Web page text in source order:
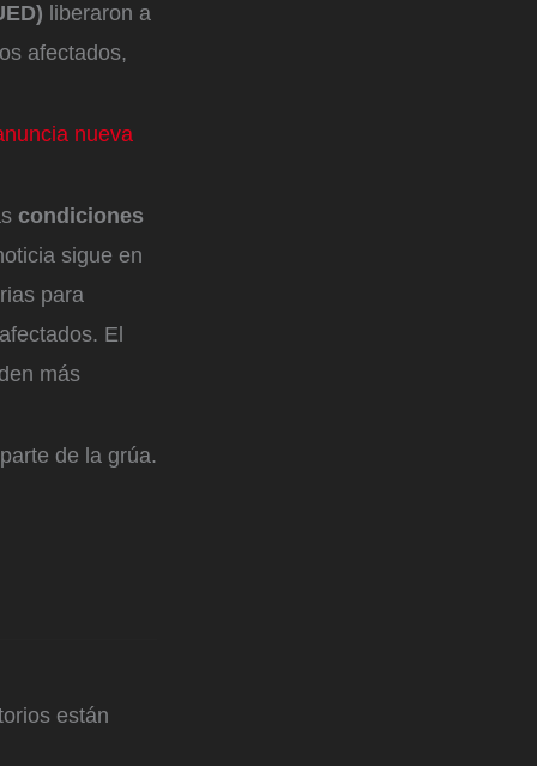
liberaron a
afectados,
nueva
condiciones
sigue en
para
El
más
de la grúa.
están